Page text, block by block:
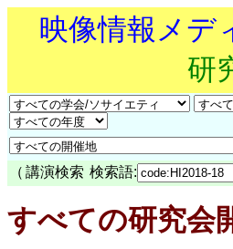
映像情報メデ
研
（ 講演検索 検索語:
すべての研究会